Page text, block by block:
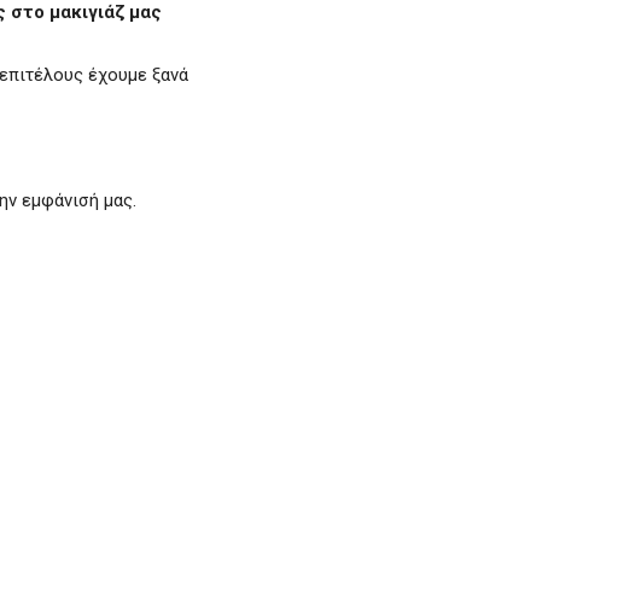
στο μακιγιάζ μας
έχουμε ξανά
εμφάνισή μας.